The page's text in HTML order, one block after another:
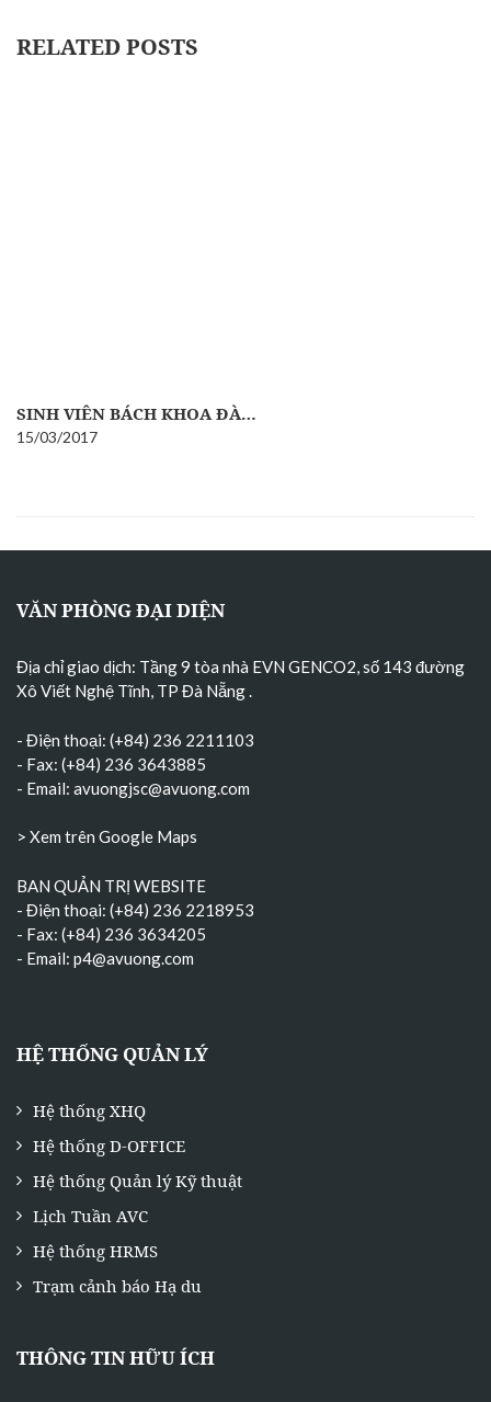
RELATED POSTS
SINH VIÊN BÁCH KHOA ĐÀ…
15/03/2017
VĂN PHÒNG ĐẠI DIỆN
Địa chỉ giao dịch: Tầng 9 tòa nhà EVN GENCO2, số 143 đường
Xô Viết Nghệ Tĩnh, TP Đà Nẵng.
- Điện thoại: (+84) 236 2211103
- Fax: (+84) 236 3643885
- Email: avuongjsc@avuong.com
> Xem trên Google Maps
BAN QUẢN TRỊ WEBSITE
- Điện thoại: (+84) 236 2218953
- Fax: (+84) 236 3634205
- Email: p4@avuong.com
HỆ THỐNG QUẢN LÝ
Hệ thống XHQ
Hệ thống D-OFFICE
Hệ thống Quản lý Kỹ thuật
Lịch Tuần AVC
Hệ thống HRMS
Trạm cảnh báo Hạ du
THÔNG TIN HỮU ÍCH